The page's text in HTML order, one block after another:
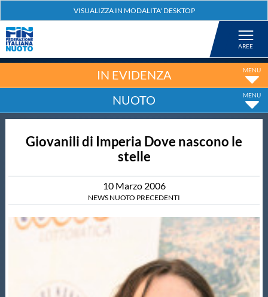
Nuoto
Tuffi
Fondo
Master
IN EVIDENZA
NUOTO
Giovanili di Imperia Dove nascono le
stelle
10 Marzo 2006
NEWS NUOTO PRECEDENTI